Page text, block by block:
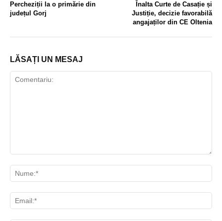
Percheziții la o primărie din
județul Gorj
Înalta Curte de Casație și
Justiție, decizie favorabilă
angajaților din CE Oltenia
LĂSAȚI UN MESAJ